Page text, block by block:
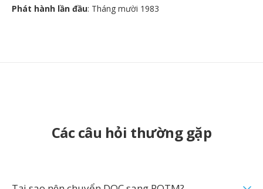
Phát hành lần đầu: Tháng mười 1983
Các câu hỏi thường gặp